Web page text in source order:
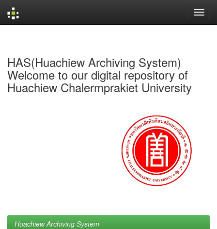
HAS(Huachiew Archiving System)
Welcome to our digital repository of
Huachiew Chalermprakiet University
Huachiew Archiving System